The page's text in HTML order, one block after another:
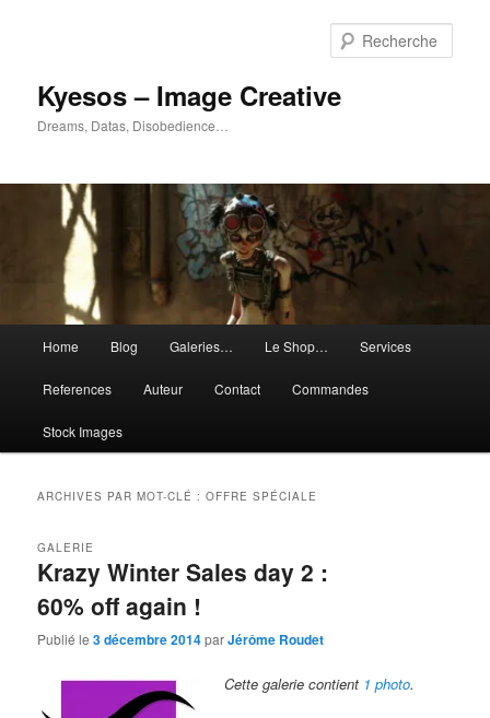
Kyesos – Image Creative
Dreams, Datas, Disobedience…
principal
Home Blog Galeries… Le Shop… Services
References Auteur Contact Commandes
Stock Images
ARCHIVES PAR MOT-CLÉ :OFFRE SPÉCIALE
Krazy Winter Sales day 2 :
60% off again !
GALERIE
Publié le3 décembre 2014parJérôme Roudet
Cette galerie contient 1 photo.